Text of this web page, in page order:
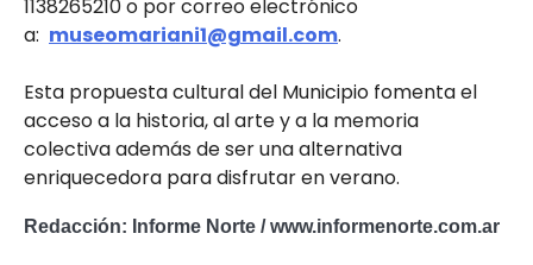
1138265210 o por correo electrónico
a: museomariani1@gmail.com.
Esta propuesta cultural del Municipio fomenta el
acceso a la historia, al arte y a la memoria
colectiva además de ser una alternativa
enriquecedora para disfrutar en verano.
Redacción: Informe Norte / www.informenorte.com.ar